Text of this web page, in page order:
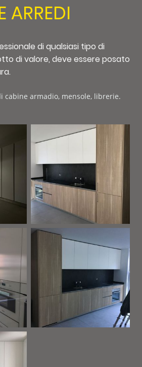
ARREDI
di qualsiasi tipo di
di valore, deve essere posato
cabine armadio, mensole, librerie.